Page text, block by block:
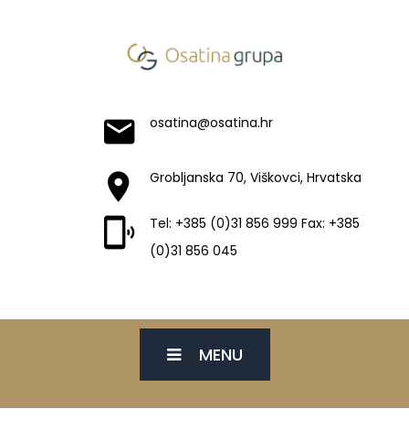
osatina@osatina.hr
Grobljanska 70, Viškovci, Hrvatska
Tel: +385 (0)31 856 999 Fax: +385
(0)31 856 045
MENU